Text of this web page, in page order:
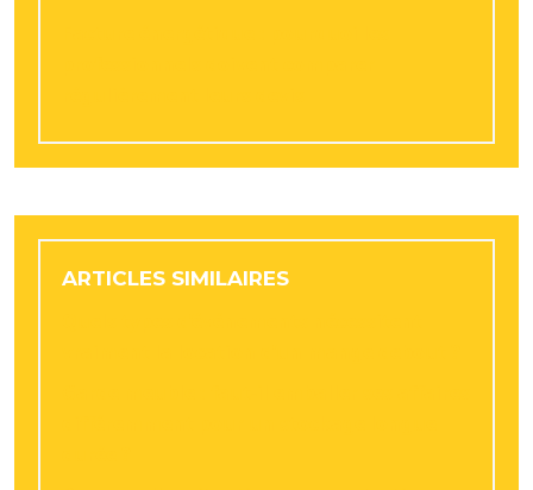
ARTICLES SIMILAIRES